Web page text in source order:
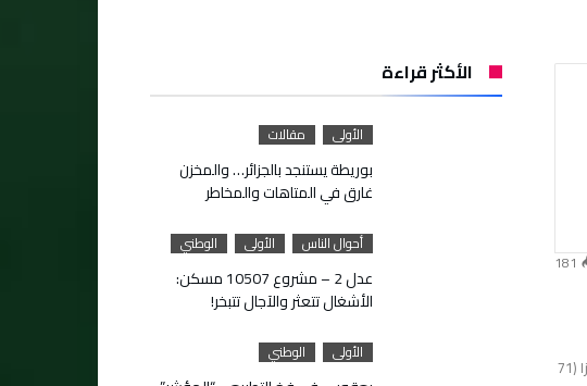
181
انتخب نواب جنوب إفريقيا مساء الجمعة سيريل رامابوزا (71
الأكثر قراءة
الأولى مقالات
بوريطة يستنجد بالجزائر… والمخزن
غارق في المتاهات والمخاطر
أحوال الناس الأولى الوطني
عدل 2 – مشروع 10507 مسكن:
الأشغال تتعثر والآجال تتبخر!
الأولى الوطني